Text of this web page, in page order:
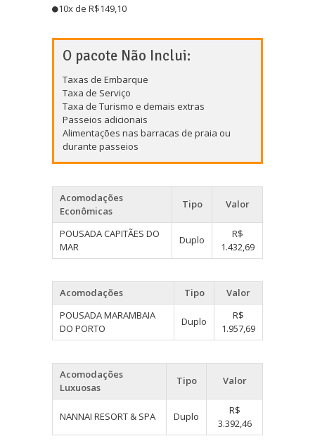
10x de R$149,10
O pacote Não Inclui:
Taxas de Embarque
Taxa de Serviço
Taxa de Turismo e demais extras
Passeios adicionais
Alimentações nas barracas de praia ou
durante passeios
Acomodações
Econômicas
Tipo Valor
POUSADA CAPITÃES DO
MAR
Duplo
R$
1.432,69
Acomodações Tipo
Valor
POUSADA MARAMBAIA
DO PORTO
Duplo
R$
1.957,69
Acomodações
Luxuosas
Tipo Valor
NANNAI RESORT & SPA Duplo
R$
3.392,46